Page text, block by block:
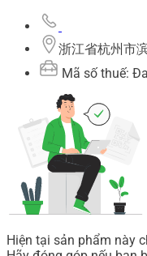
浙江省杭州市
Mã số thuế:
Hiện tại sản phẩm này